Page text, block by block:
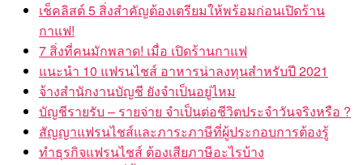
กาแฟ!
7 สิ่งที่คนมักพลาด! เมื่อ เปิดร้านกาแฟ
แนะนำ 10 แฟรนไชส์ อาหารน่าลงทุนสำหรับปี 2021
จ้างสำนักงานบัญชี ยังจำเป็นอยู่ไหม
บัญชีรายรับ – รายจ่าย จำเป็นต่อชีวิตประจำวันจริงหรือ ?
สัญญาแฟรนไชส์และภาระภาษีที่ผู้ประกอบการต้องรู้
ทำธุรกิจแฟรนไชส์ ต้องเสียภาษีอะไรบ้าง
วิเคราะห์ทำเลที่ตั้งก่อนลงทุนทำร้านอาหารให้ปัง